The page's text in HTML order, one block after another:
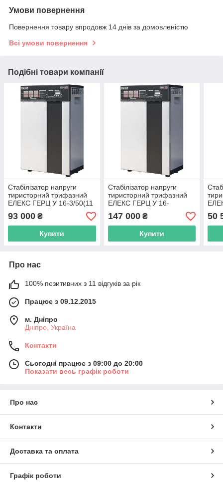
Умови повернення
Повернення товару впродовж 14 днів за домовленістю
Всі умови повернення
Подібні товари компанії
Стабілізатор напруги
тиристорний трифазний
ЕЛЕКС ГЕРЦ У 16-3/50(11
кВт)
93 000 ₴
Купити
Стабілізатор напруги
тиристорний трифазний
ЕЛЕКС ГЕРЦ У 16-
3/80(17,6 кВт)
147 000₴
Купити
1/
50
Про нас
100% позитивних з 11 відгуків за рік
Працює з 09.12.2015
м. Дніпро
Дніпро, Україна
Контакти
Сьогодні працює з 09:00 до 20:00
Показати весь графік роботи
Про нас
Контакти
Доставка та оплата
Графік роботи